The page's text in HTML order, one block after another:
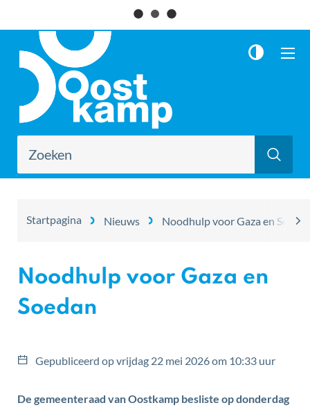
Oostkamp
kunnen
we
Startpagina Nieuws Noodhulp voor Gaza en
Noodhulp voor Gaza en
Soedan
Gepubliceerd opvrijdag 22 mei 2026 om 10:33 uur
De gemeenteraad van Oostkamp besliste op donderdag